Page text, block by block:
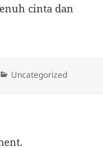
cinta dan
Categories
Uncategorized